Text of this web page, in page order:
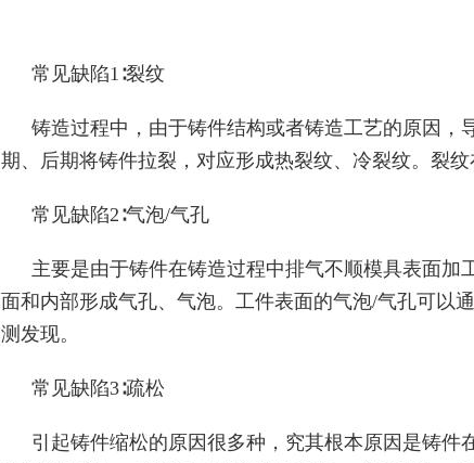
常见缺陷1∶裂纹
铸造过程中，由于铸件结构或者铸造工艺的原因
期、后期将铸件拉裂，对应形成热裂纹、冷裂纹。裂
常见缺陷2∶气泡/气孔
主要是由于铸件在铸造过程中排气不顺模具表面
面和内部形成气孔、气泡。工件表面的气泡/气孔可以
测发现。
常见缺陷3∶疏松
引起铸件缩松的原因很多种，究其根本原因是铸